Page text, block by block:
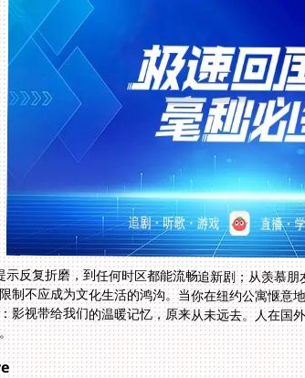
示反复折磨，到任何时区都能流畅追新剧；从羡慕
不应成为文化生活的鸿沟。当你在纽约公寓惬意
影视带给我们的温暖记忆，原来从未远去。人在